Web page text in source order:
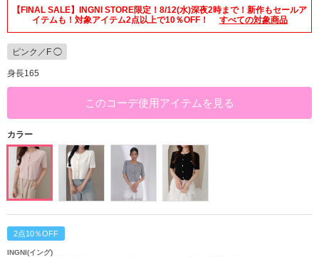
【FINAL SALE】INGNI STORE限定！8/12(水)深夜2時まで！新作もセールア
イテムも！対象アイテム2点以上で10％OFF！
すべての対象商品
ピンク／F ◯
身長165
このコーデ使用アイテムを見る
カラー
2点10％OFF
INGNI(イング)